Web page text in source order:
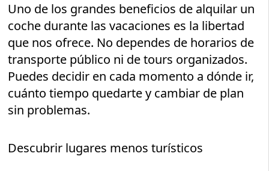
Uno de los grandes beneficios de alquilar un
coche durante las vacaciones es la libertad
que nos ofrece. No dependes de horarios de
transporte público ni de tours organizados.
Puedes decidir en cada momento a dónde ir,
cuánto tiempo quedarte y cambiar de plan
sin problemas.
Descubrir lugares menos turísticos